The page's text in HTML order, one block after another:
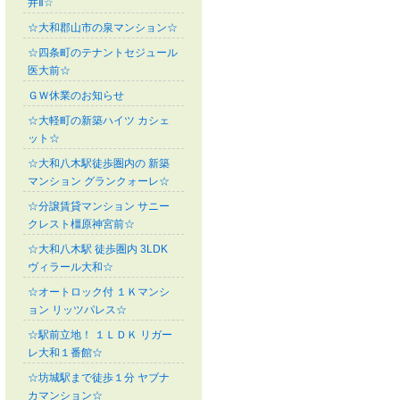
井Ⅱ☆
☆大和郡山市の泉マンション☆
☆四条町のテナントセジュール
医大前☆
ＧＷ休業のお知らせ
☆大軽町の新築ハイツ カシェ
ット☆
☆大和八木駅徒歩圏内の 新築
マンション グランクォーレ☆
☆分譲賃貸マンション サニー
クレスト橿原神宮前☆
☆大和八木駅 徒歩圏内 3LDK
ヴィラール大和☆
☆オートロック付 １Ｋマンシ
ョン リッツパレス☆
☆駅前立地！ １ＬＤＫ リガー
レ大和１番館☆
☆坊城駅まで徒歩１分 ヤブナ
カマンション☆